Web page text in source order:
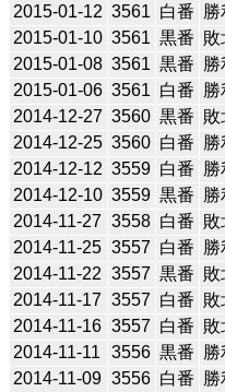
2015-01-12 3561 白番 勝
2015-01-10 3561 黒番 敗
2015-01-08 3561 黒番 勝
2015-01-06 3561 白番 勝
2014-12-27 3560 黒番 敗
2014-12-25 3560 白番 勝
2014-12-12 3559 白番 勝
2014-12-10 3559 黒番 勝
2014-11-27 3558 白番 敗
2014-11-25 3557 白番 勝
2014-11-22 3557 黒番 敗
2014-11-17 3557 白番 敗
2014-11-16 3557 白番 敗
2014-11-11
3556 黒番 勝
2014-11-09 3556 白番 勝